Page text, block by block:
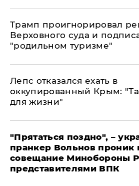
Трамп проигнорировал
Верховного суда и
"родильном туризме"
Лепс отказался ехать в
оккупированный Крым:
для жизни"
"Прятаться поздно", –
пранкер Вольнов проник
совещание Минобороны
представителями ВПК